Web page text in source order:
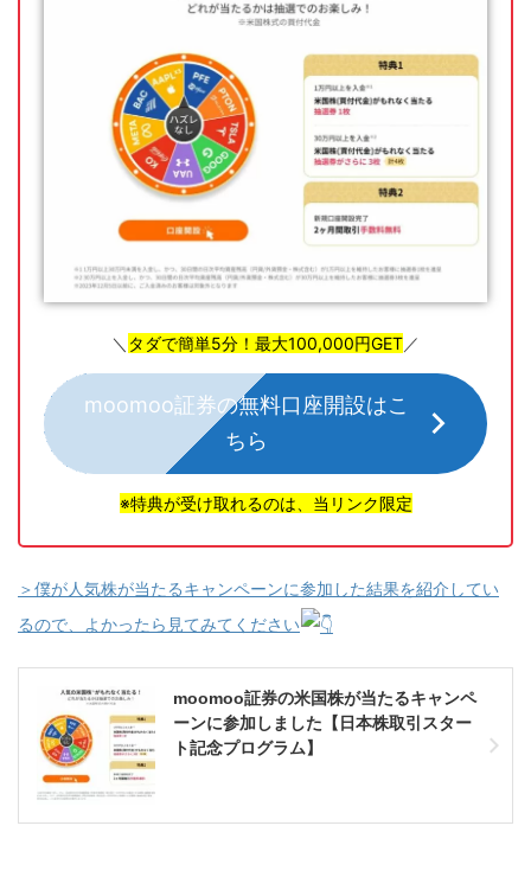
＼ タダで簡単5分！最大100,000円GET／
moomoo証券の無料口座開設はこ
ちら
※特典が受け取れるのは、当リンク限定
＞僕が人気株が当たるキャンペーンに参加した結果を紹介してい
るので、よかったら見てみてください
moomoo証券の米国株が当たるキャンペ
ーンに参加しました【日本株取引スター
ト記念プログラム】